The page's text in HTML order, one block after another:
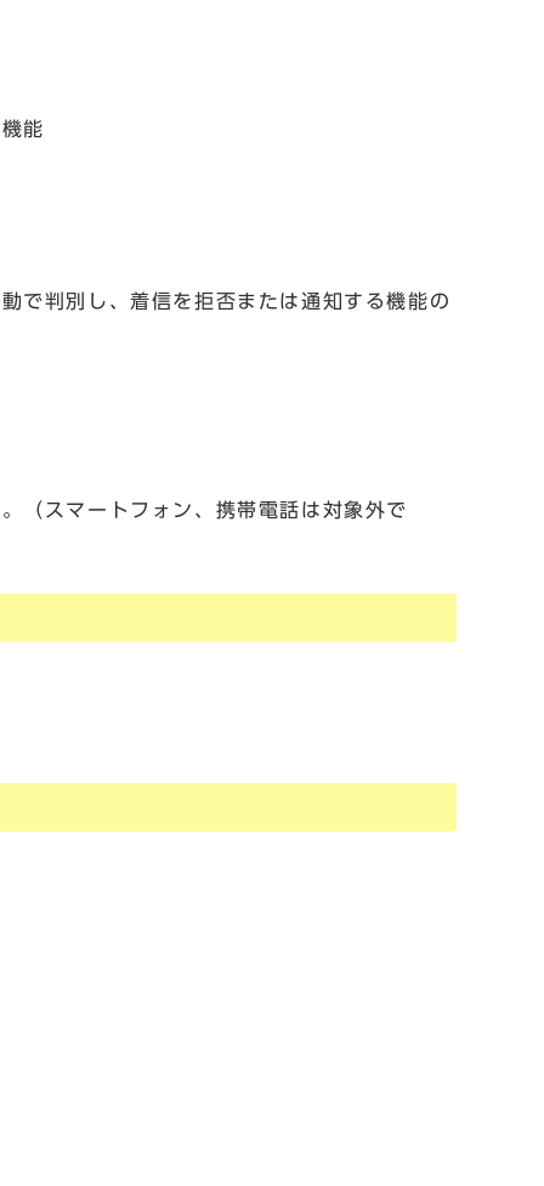
能
で判別し、着信を拒否または通知する機能の
（スマートフォン、携帯電話は対象外で